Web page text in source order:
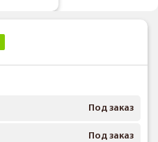
Под заказ
Под заказ